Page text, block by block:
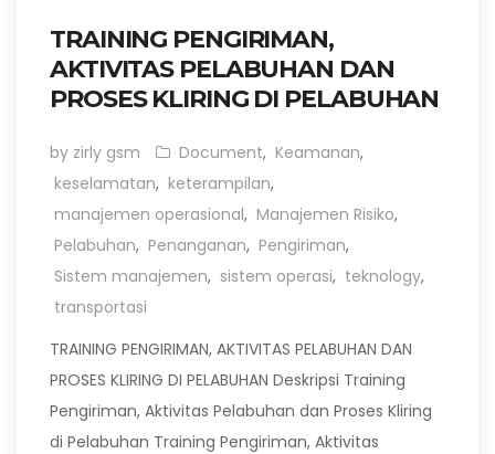
TRAINING PENGIRIMAN,
AKTIVITAS PELABUHAN DAN
PROSES KLIRING DI PELABUHAN
by zirly gsm Document, Keamanan,
keselamatan, keterampilan,
manajemen operasional, Manajemen Risiko,
Pelabuhan, Penanganan, Pengiriman,
Sistem manajemen, sistem operasi, teknology,
transportasi
TRAINING PENGIRIMAN, AKTIVITAS PELABUHAN DAN
PROSES KLIRING DI PELABUHAN Deskripsi Training
Pengiriman, Aktivitas Pelabuhan dan Proses Kliring
di Pelabuhan Training Pengiriman, Aktivitas